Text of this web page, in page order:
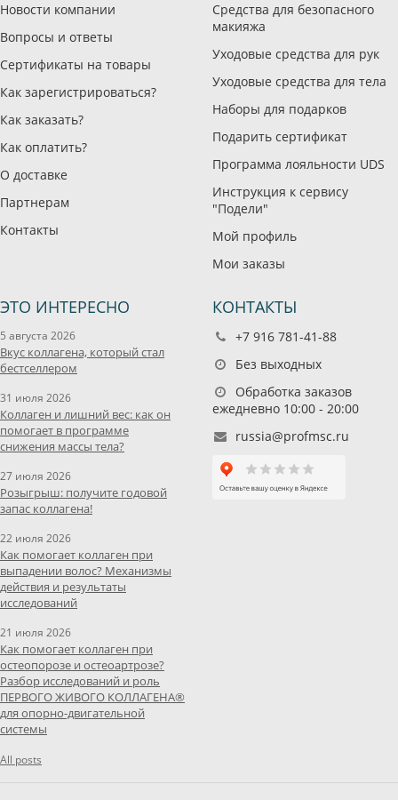
Новости компании
Вопросы и ответы
Сертификаты на товары
Как зарегистрироваться?
Как заказать?
Как оплатить?
О доставке
Партнерам
Контакты
Средства для безопасного
макияжа
Уходовые средства для рук
Уходовые средства для тела
Наборы для подарков
Подарить сертификат
Программа лояльности UDS
Инструкция к сервису
"Подели"
Мой профиль
Мои заказы
ЭТО ИНТЕРЕСНО
5 августа 2026
Вкус коллагена, который стал
бестселлером
31 июля 2026
Коллаген и лишний вес: как он
помогает в программе
снижения массы тела?
27 июля 2026
Розыгрыш: получите годовой
запас коллагена!
22 июля 2026
Как помогает коллаген при
выпадении волос? Механизмы
действия и результаты
исследований
21 июля 2026
Как помогает коллаген при
остеопорозе и остеоартрозе?
Разбор исследований и роль
ПЕРВОГО ЖИВОГО КОЛЛАГЕНА®
для опорно-двигательной
системы
All posts
КОНТАКТЫ
+7 916 781-41-88
Без выходных
Обработка заказов
ежедневно 10:00 - 20:00
russia@profmsc.ru